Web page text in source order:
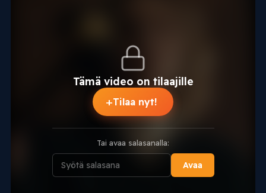
Tämä video on tilaajille
+Tilaa nyt!
Tai avaa salasanalla:
Avaa